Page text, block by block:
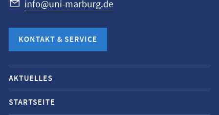
info@uni-marburg.de
KONTAKT & SERVICE
Mobile-
Service-
Navigation
AKTUELLES
STARTSEITE